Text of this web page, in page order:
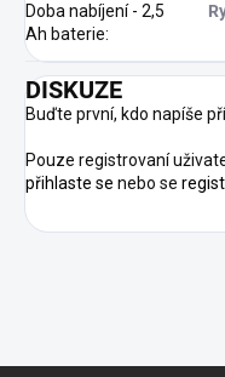
Doba nabíjení - 2,5
Ah baterie:
DISKUZE
Buďte první, kdo napíše
Pouze registrovaní
přihlaste se nebo se